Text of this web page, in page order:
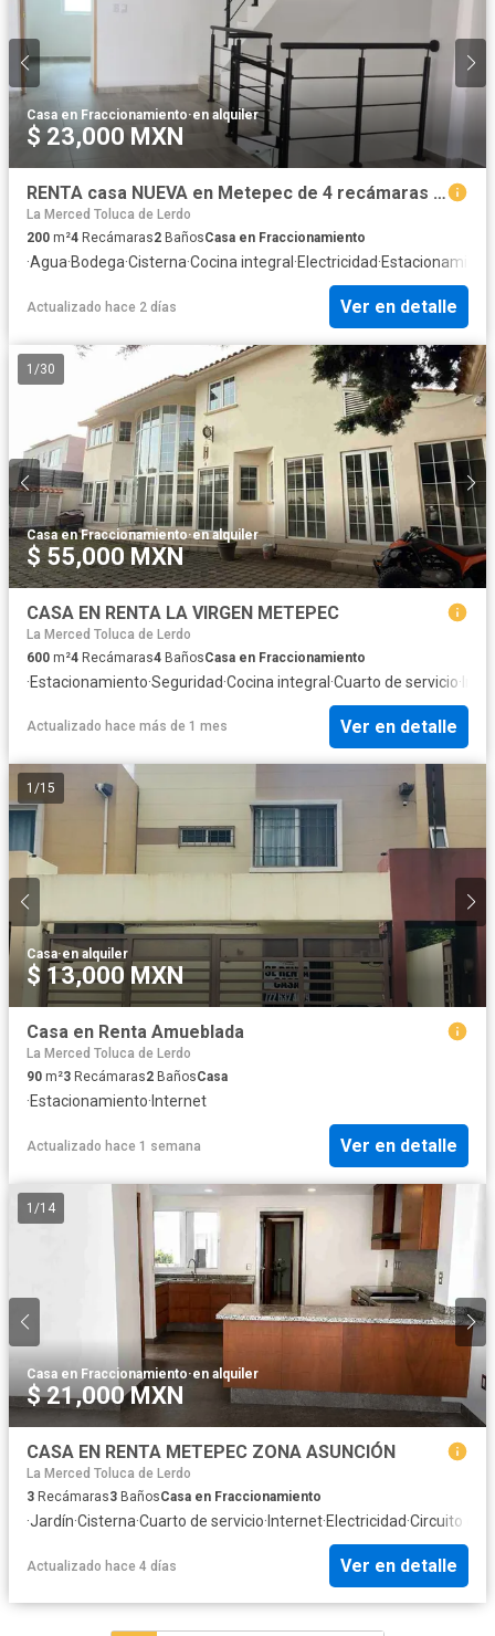
Casa en Fraccionamiento·en alquiler
$ 23,000 MXN
RENTA casa NUEVA en Metepec de 4 recámaras muy cerca de Av. Tecnológico
La Merced Toluca de Lerdo
200 m²4 Recámaras2 BañosCasa en Fraccionamiento
·Agua·Bodega·Cisterna·Cocina integral ·Electricidad·
Actualizado hace 2 días Ver en detalle
1 /30
Casa en Fraccionamiento·en alquiler
$ 55,000 MXN
CASA EN RENTA LA VIRGEN METEPEC
La Merced Toluca de Lerdo
600 m²4 Recámaras4 BañosCasa en Fraccionamiento
·Estacionamiento·Seguridad·Cocina integral·Cuarto de servicio·
Actualizado hace más de 1 mes Ver en detalle
1 /15
Casa·en alquiler
$ 13,000 MXN
Casa en Renta Amueblada
La Merced Toluca de Lerdo
90 m²3 Recámaras2 BañosCasa
·Estacionamiento· Internet
Actualizado hace 1 semana Ver en detalle
1 /14
Casa en Fraccionamiento·en alquiler
$ 21,000 MXN
CASA EN RENTA METEPEC ZONA ASUNCIÓN
La Merced Toluca de Lerdo
3 Recámaras3 BañosCasa en Fraccionamiento
·Jardín·Cisterna·Cuarto de servicio· Internet·Electricidad·Circuito
Actualizado hace 4 días Ver en detalle